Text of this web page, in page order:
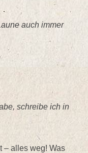
auch immer
schreibe ich in
– alles weg! Was